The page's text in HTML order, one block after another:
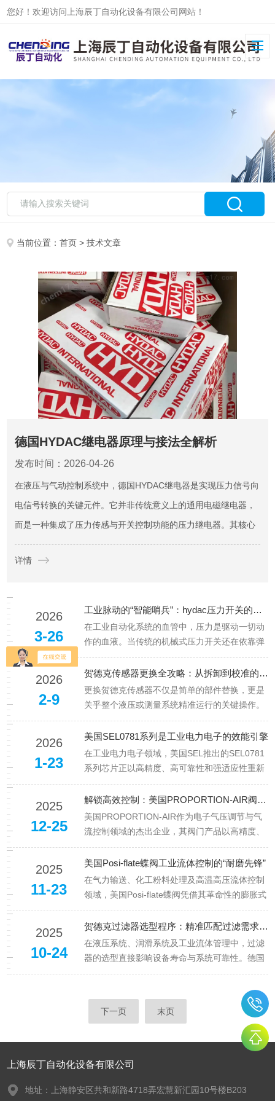
您好！欢迎访问上海辰丁自动化设备有限公司网站！
当前位置：首页 > 技术文章
德国HYDAC继电器原理与接法全解析
发布时间：2026-04-26
在液压与气动控制系统中，德国HYDAC继电器是实现压力信号向
电信号转换的关键元件。它并非传统意义上的通用电磁继电器，
而是一种集成了压力传感与开关控制功能的压力继电器。其核心
使命是监测系统压力，并在预设阈值点精准触发触点动作，从而
控制电机启停、电磁阀换向或激活安全联锁。理解其“压力...
详情
2026
3-26
工业脉动的“智能哨兵”：hydac压力开关的人性化设计哲学
在工业自动化系统的血管中，压力是驱动一切动
作的血液。当传统的机械式压力开关还在依靠弹
簧与膜片的物理博弈进行粗放判断时，以hydac
压力开关EDS3300为代表，正以其集成的“大
脑”与“眼睛”，重新定义着低压监控的边界。它不
再仅仅是一个简单的...
2026
2-9
贺德克传感器更换全攻略：从拆卸到校准的精准操作
更换贺德克传感器不仅是简单的部件替换，更是
关乎整个液压或测量系统精准运行的关键操作。
一个微小的安装误差可能导致数据失真、系统误
报警甚至设备停摆。本文以实操经验为基础，结
合常见故障场景，系统梳理从预判更换时机到校
准测试的全流程要点，帮助工程师...
2026
1-23
美国SEL0781系列是工业电力电子的效能引擎
在工业电力电子领域，美国SEL推出的SEL0781
系列芯片正以高精度、高可靠性和强适应性重新
定义设备性能标准。作为一款专为高压电力电子
系统设计的核心控制元件，该系列通过集成先进
的功率管理、故障保护与通信功能，成为智能电
网、新能源发电及工业驱...
2025
12-25
解锁高效控制：美国PROPORTION-AIR阀门操作与维护要点
美国PROPORTION-AIR作为电子气压调节与气
流控制领域的杰出企业，其阀门产品以高精度、
快速响应和广泛适应性著称，广泛应用于工业自
动化、半导体制造、航空航天等领域。以下从核
心功能、操作流程及维护要点三方面，解析其典
型阀门的使用方法。一...
2025
11-23
美国Posi-flate蝶阀工业流体控制的“耐磨先锋”
在气力输送、化工粉料处理及高温高压流体控制
领域，美国Posi-flate蝶阀凭借其革命性的膨胀式
密封设计，成为工业用户信赖的核心设备。这款
由美国Posi-flate研发的阀门，通过气压驱动阀座
动态膨胀，重新定义了工业阀门的性能标准。
一、创新...
2025
10-24
贺德克过滤器选型程序：精准匹配过滤需求的科学指南
在液压系统、润滑系统及工业流体管理中，过滤
器的选型直接影响设备寿命与系统可靠性。德国
贺德克（HYDAC）作为有名的过滤技术解决方案
系统化的流程，帮助用户精准匹配过滤需求，确
保流体清洁度达到最佳状态。...
下一页 末页
上海辰丁自动化设备有限公司
地址：上海静安区共和新路4718弄宏慧新汇园10号楼B203